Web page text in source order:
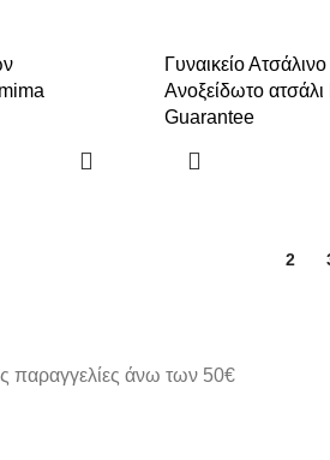
Γυναικείο
Ανοξείδωτο
Guarantee
2
παραγγελίες άνω των 50€